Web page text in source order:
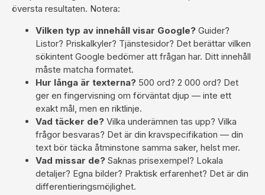
översta resultaten. Notera:
Vilken typ av innehåll visar Google? Guider?
Listor? Priskalkyler? Tjänstesidor? Det berättar vilken
sökintent Google bedömer att frågan har. Ditt innehåll
måste matcha formatet.
Hur långa är texterna? 500 ord? 2 000 ord? Det
ger en fingervisning om förväntat djup — inte ett
exakt mål, men en riktlinje.
Vad täcker de? Vilka underämnen tas upp? Vilka
frågor besvaras? Det är din kravspecifikation — din
text bör täcka åtminstone samma saker, helst mer.
Vad missar de? Saknas prisexempel? Lokala
detaljer? Egna bilder? Praktisk erfarenhet? Det är din
differentieringsmöjlighet.